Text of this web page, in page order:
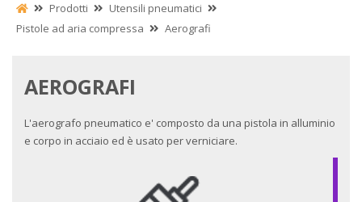
Prodotti
Utensili pneumatici
Pistole ad aria compressa
Aerografi
AEROGRAFI
L'aerografo pneumatico e' composto da una pistola in alluminio
e corpo in acciaio ed è usato per verniciare.